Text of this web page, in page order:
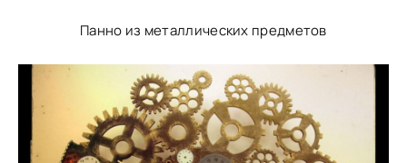
Панно из металлических предметов